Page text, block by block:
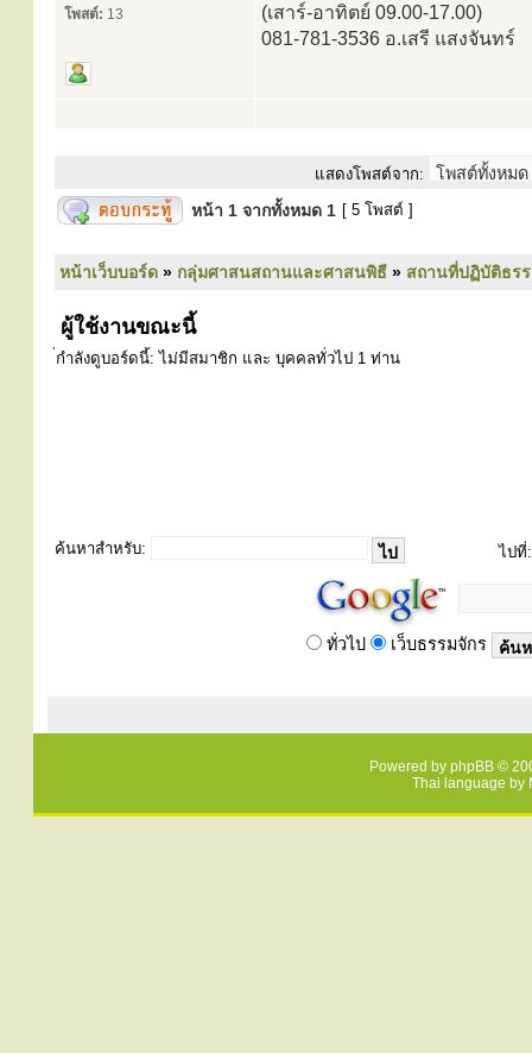
โพสต์: 13
(เสาร์-อาทิตย์ 09.00-17.00)
081-781-3536 อ.เสรี แสงจันทร์
แสดงโพสต์จาก:
หน้า 1 จากทั้งหมด 1 [ 5 โพสต์ ]
หน้าเว็บบอร์ด » กลุ่มศาสนสถานและศาสนพิธี » สถานที่ปฏิบัติธร
ผู้ใช้งานขณะนี้
่กำลังดูบอร์ดนี้: ไม่มีสมาชิก และ บุคคลทั่วไป 1 ท่าน
ค้นหาสำหรับ: ไปที่:
ทั่วไป เว็บธรรมจักร
Powered by phpBB ©
Thai language by